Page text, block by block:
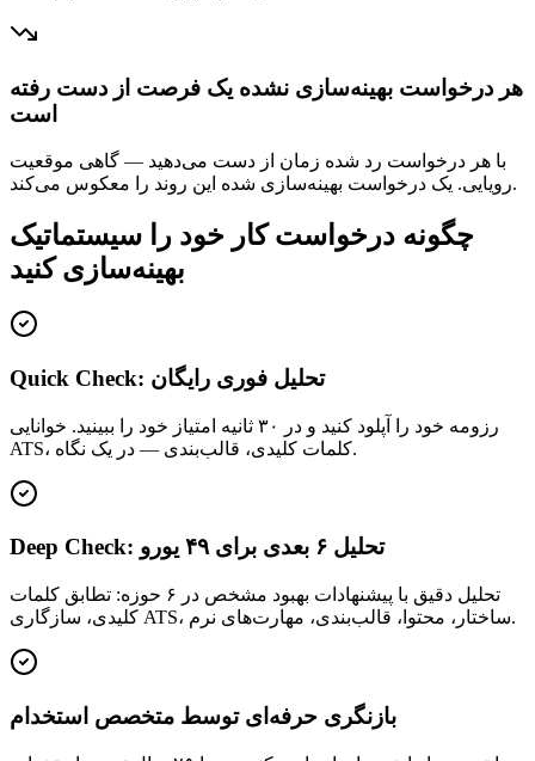
هر درخواست بهینه‌سازی نشده یک فرصت از دست رفته
است
با هر درخواست رد شده زمان از دست می‌دهید — گاهی موقعیت
رویایی. یک درخواست بهینه‌سازی شده این روند را معکوس می‌کند.
چگونه درخواست کار خود را سیستماتیک
بهینه‌سازی کنید
Quick Check: تحلیل فوری رایگان
رزومه خود را آپلود کنید و در ۳۰ ثانیه امتیاز خود را ببینید. خوانایی
ATS، کلمات کلیدی، قالب‌بندی — در یک نگاه.
Deep Check: تحلیل ۶ بعدی برای ۴۹ یورو
تحلیل دقیق با پیشنهادات بهبود مشخص در ۶ حوزه: تطابق کلمات
کلیدی، سازگاری ATS، ساختار، محتوا، قالب‌بندی، مهارت‌های نرم.
بازنگری حرفه‌ای توسط متخصص استخدام